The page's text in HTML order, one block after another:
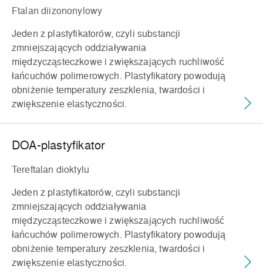
Ftalan diizononylowy
Jeden z plastyfikatorów, czyli substancji
zmniejszających oddziaływania
międzycząsteczkowe i zwiększających ruchliwość
łańcuchów polimerowych. Plastyfikatory powodują
obniżenie temperatury zeszklenia, twardości i
zwiększenie elastyczności.
DOA-plastyfikator
Tereftalan dioktylu
Jeden z plastyfikatorów, czyli substancji
zmniejszających oddziaływania
międzycząsteczkowe i zwiększających ruchliwość
łańcuchów polimerowych. Plastyfikatory powodują
obniżenie temperatury zeszklenia, twardości i
zwiększenie elastyczności.